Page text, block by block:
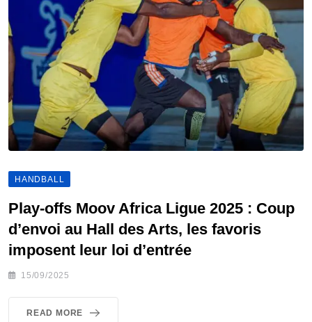
HANDBALL
Play-offs Moov Africa Ligue 2025 : Coup
d’envoi au Hall des Arts, les favoris
imposent leur loi d’entrée
15/09/2025
READ MORE